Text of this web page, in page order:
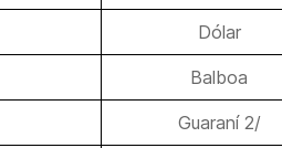
Dólar
Balboa
Guaraní 2/